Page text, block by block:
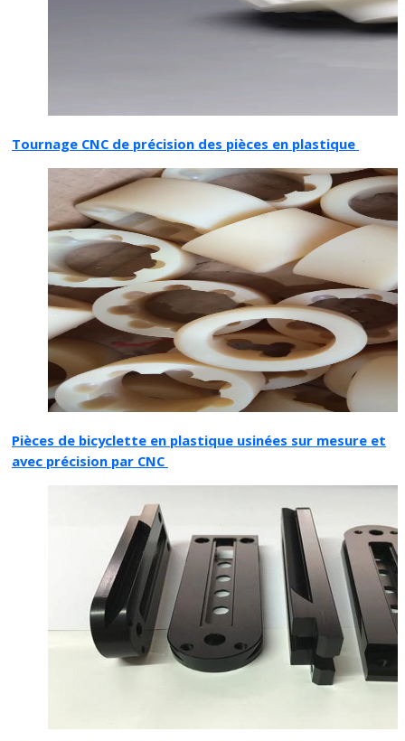
Tournage CNC de précision des pièces en plastique
Pièces de bicyclette en plastique usinées sur mesure et
avec précision par CNC